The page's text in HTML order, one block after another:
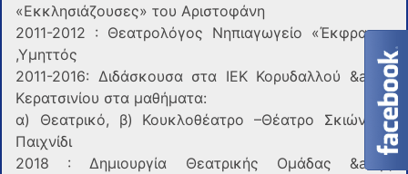
«Εκκλησιάζουσες» του Αριστοφάνη
2011-2012 : Θεατρολόγος Νηπιαγωγείο «Έκφραση»
,Υμηττός
2011-2016: Διδάσκουσα στα ΙΕΚ Κορυδαλλού &amp;
Κερατσινίου στα μαθήματα:
α) Θεατρικό, β) Κουκλοθέατρο –Θέατρο Σκιών, γ)
Παιχνίδι
2018 : Δημιουργία Θεατρικής Ομάδας &amp;